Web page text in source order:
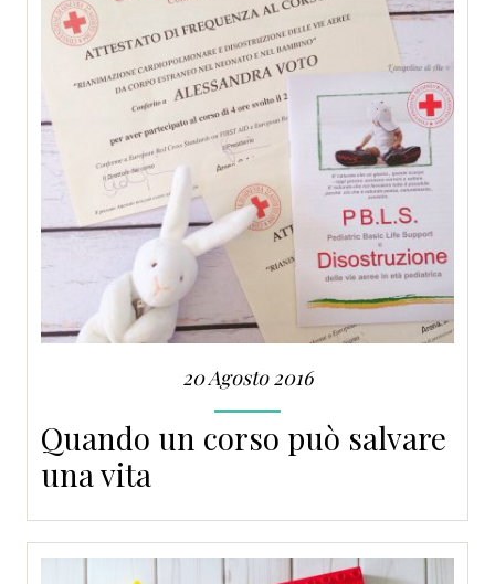
20 Agosto 2016
Quando un corso può salvare
una vita